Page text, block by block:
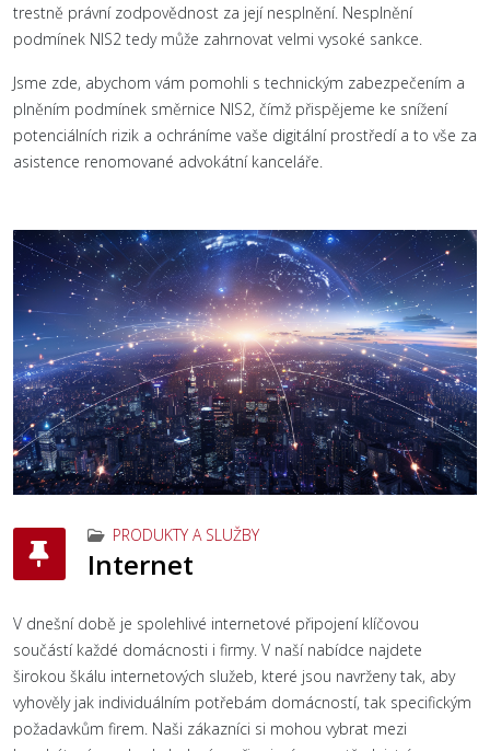
trestně právní zodpovědnost za její nesplnění. Nesplnění
podmínek NIS2 tedy může zahrnovat velmi vysoké sankce.
Jsme zde, abychom vám pomohli s technickým zabezpečením a
plněním podmínek směrnice NIS2, čímž přispějeme ke snížení
potenciálních rizik a ochráníme vaše digitální prostředí a to vše za
asistence renomované advokátní kanceláře.
PRODUKTY A SLUŽBY
Internet
V dnešní době je spolehlivé internetové připojení klíčovou
součástí každé domácnosti i firmy. V naší nabídce najdete
širokou škálu internetových služeb, které jsou navrženy tak, aby
vyhověly jak individuálním potřebám domácností, tak specifickým
požadavkům firem. Naši zákazníci si mohou vybrat mezi